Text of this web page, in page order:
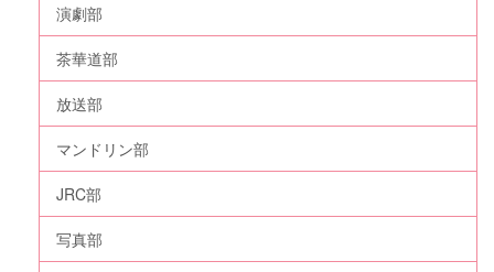
演劇部
茶華道部
放送部
マンドリン部
JRC部
写真部